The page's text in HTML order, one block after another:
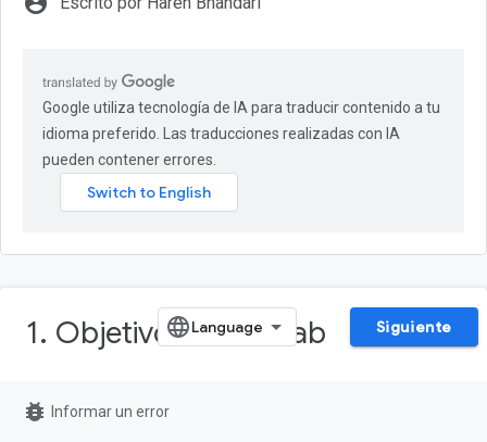
Google utiliza tecnología de IA para traducir contenido a tu
idioma preferido. Las traducciones realizadas con IA
pueden contener errores.
1. Objetivo de este lab
elADK (Kit de desarrollo de agentes)
Siguiente
bug_report Informar un error